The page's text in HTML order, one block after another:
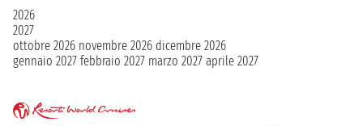
2026
2027
ottobre 2026 novembre 2026 dicembre 2026
gennaio 2027 febbraio 2027 marzo 2027 aprile 2027